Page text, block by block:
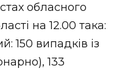
обласного
на 12.00 така:
150 випадків із
133